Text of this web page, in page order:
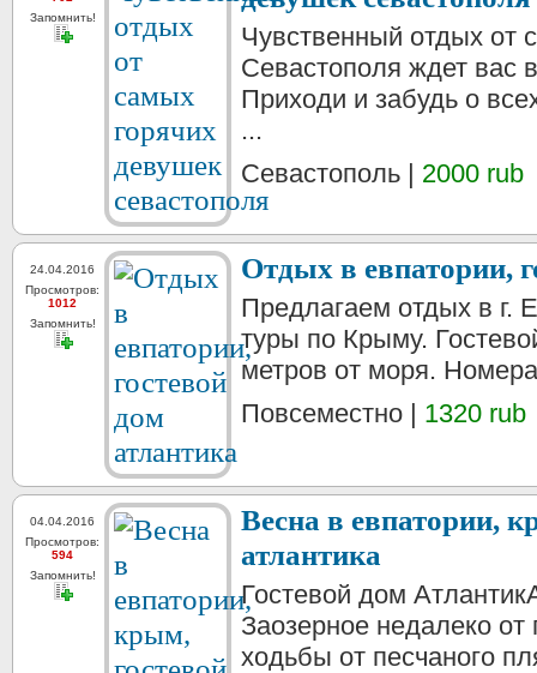
Запомнить!
Чувственный отдых от
Севастополя ждет вас
Приходи и забудь о
...
Севастополь | 2000 rub
24.04.2016
Просмотров:
1012
Запомнить!
Отдых в евпатории,
Предлагаем отдых в г.
туры по Крыму.
метров от моря.
Повсеместно | 1320 rub
04.04.2016
Просмотров:
594
Запомнить!
Весна в евпатории,
атлантика
Гостевой дом
Заозерное недалеко от
ходьбы от песчаного